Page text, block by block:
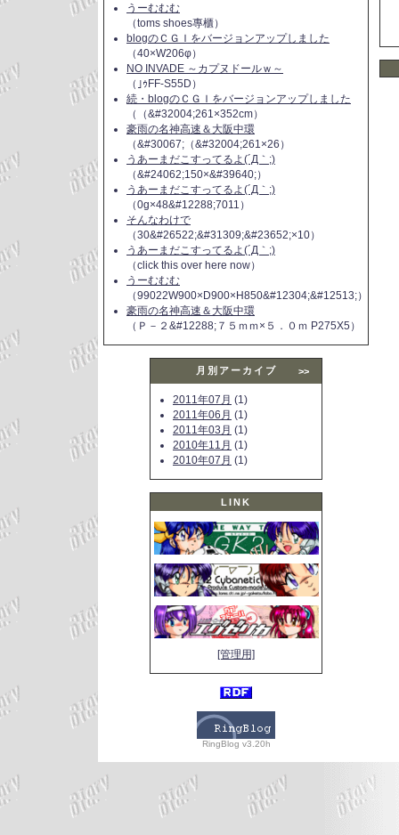
うーむむむ
（toms shoes專櫃）
blogのＣＧＩをバージョンアップしました
（40×W206φ）
NO INVADE ～カプヌドールｗ～
（｣ｩFF-S55D）
続・blogのＣＧＩをバージョンアップしました
（（&#32004;261×352cm）
豪雨の名神高速＆大阪中環
（&#30067;（&#32004;261×26）
うあーまだこすってるよ(´Д｀;)
（&#24062;150×&#39640;）
うあーまだこすってるよ(´Д｀;)
（0g×48&#12288;7011）
そんなわけで
（30&#26522;&#31309;&#23652;×10）
うあーまだこすってるよ(´Д｀;)
（click this over here now）
うーむむむ
（99022W900×D900×H850&#12304;&#12513;）
豪雨の名神高速＆大阪中環
（Ｐ－２&#12288;７５ｍｍ×５．０ｍ P275X5）
月別アーカイブ >>
2011年07月 (1)
2011年06月 (1)
2011年03月 (1)
2010年11月 (1)
2010年07月 (1)
LINK
[管理用]
RingBlog v3.20h